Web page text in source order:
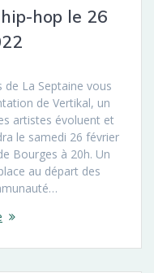
hop le 26
La Septaine vous
de Vertikal, un
artistes évoluent et
le samedi 26 février
Bourges à 20h. Un
au départ des